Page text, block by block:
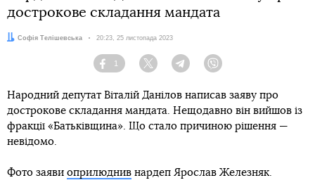
дострокове складання мандата
Автор:
Софія Телішевська Дата:
20:23, 25 листопада 2023
Facebook
1
Twitter TelegramViber
Народний депутат Віталій Данілов написав заяву про
дострокове складання мандата. Нещодавно він вийшов із
фракції «Батьківщина». Що стало причиною рішення —
невідомо.
Фото заяви оприлюднив нардеп Ярослав Железняк.